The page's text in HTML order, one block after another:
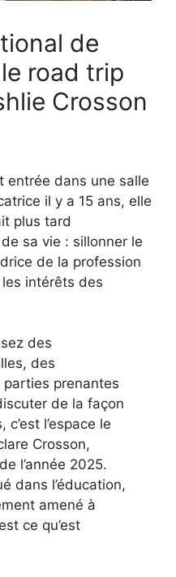
de
road trip
Crosson
entrée dans une salle
il y a 15 ans, elle
plus tard
de sa vie : sillonner le
de la profession
intérêts des
des
des
prenantes
de la façon
c’est l’espace le
Crosson,
l’année 2025.
dans l’éducation,
amené à
ce qu’est